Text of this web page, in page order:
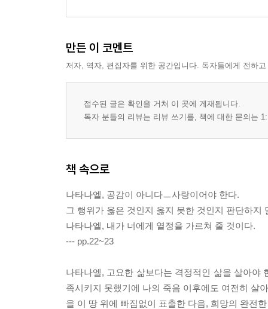
만든 이 코멘트
저자, 역자, 편집자를 위한 공간입니다. 독자들에게 전하
접수된 글은 확인을 거쳐 이 곳에 게재됩니다.
독자 분들의 리뷰는 리뷰 쓰기를, 책에 대한 문의는
책 속으로
나타나엘, 공감이 아니다ㅡ사랑이어야 한다.
그 행위가 옳은 것인지 옳지 못한 것인지 판단하
나타나엘, 내가 너에게 열정을 가르쳐 줄 것이다.
--- pp.22~23
나타나엘, 고요한 삶보다는 격정적인 삶을 살아야
족시키지 못했기에 나의 죽음 이후에도 여전히 살
을 이 땅 위에 빠짐없이 표출한 다음, 희망의 완전